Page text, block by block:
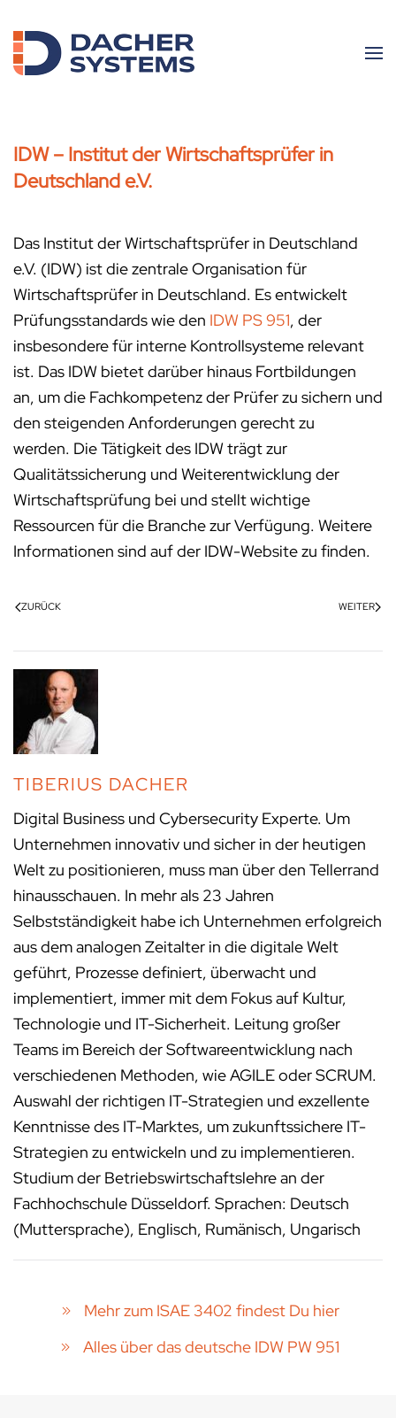
Skip to main content
IDW – Institut der Wirtschaftsprüfer in
Deutschland e.V.
Das Institut der Wirtschaftsprüfer in Deutschland
e.V. (IDW) ist die zentrale Organisation für
Wirtschaftsprüfer in Deutschland. Es entwickelt
Prüfungsstandards wie den IDW PS 951, der
insbesondere für interne Kontrollsysteme relevant
ist. Das IDW bietet darüber hinaus Fortbildungen
an, um die Fachkompetenz der Prüfer zu sichern und
den steigenden Anforderungen gerecht zu
werden. Die Tätigkeit des IDW trägt zur
Qualitätssicherung und Weiterentwicklung der
Wirtschaftsprüfung bei und stellt wichtige
Ressourcen für die Branche zur Verfügung. Weitere
Informationen sind auf der IDW-Website zu finden.
ZURÜCK WEITER
TIBERIUS DACHER
Digital Business und Cybersecurity Experte. Um
Unternehmen innovativ und sicher in der heutigen
Welt zu positionieren, muss man über den Tellerrand
hinausschauen. In mehr als 23 Jahren
Selbstständigkeit habe ich Unternehmen erfolgreich
aus dem analogen Zeitalter in die digitale Welt
geführt, Prozesse definiert, überwacht und
implementiert, immer mit dem Fokus auf Kultur,
Technologie und IT-Sicherheit. Leitung großer
Teams im Bereich der Softwareentwicklung nach
verschiedenen Methoden, wie AGILE oder SCRUM.
Auswahl der richtigen IT-Strategien und exzellente
Kenntnisse des IT-Marktes, um zukunftssichere IT-
Strategien zu entwickeln und zu implementieren.
Studium der Betriebswirtschaftslehre an der
Fachhochschule Düsseldorf. Sprachen: Deutsch
(Muttersprache), Englisch, Rumänisch, Ungarisch
Mehr zum ISAE 3402 findest Du hier
Alles über das deutsche IDW PW 951